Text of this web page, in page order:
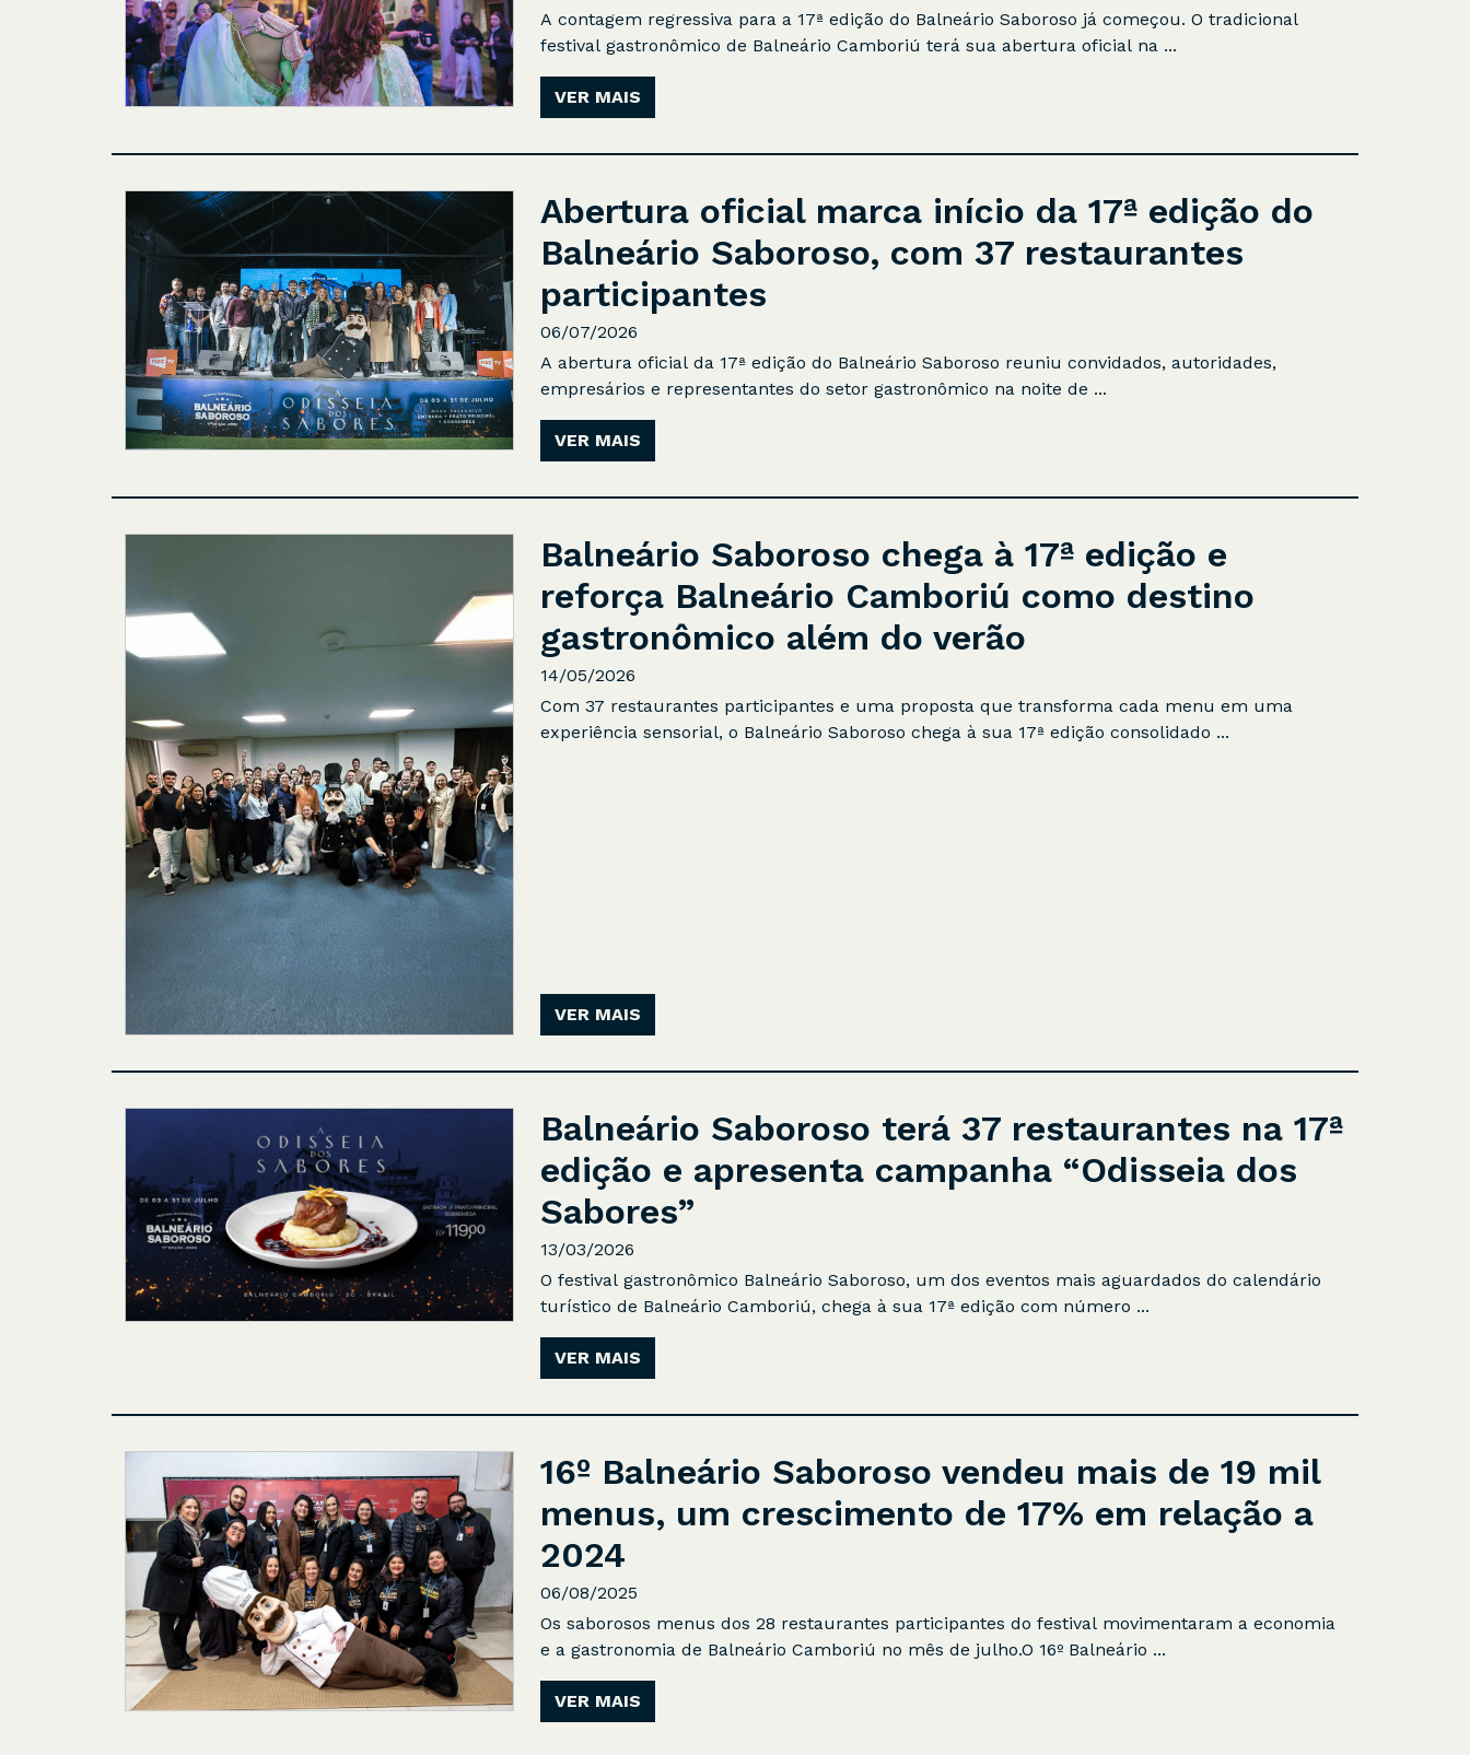
A contagem regressiva para a 17ª edição do Balneário Saboroso já começou. O tradicional
festival gastronômico de Balneário Camboriú terá sua abertura oficial na ...
VER MAIS
Abertura oficial marca início da 17ª edição do
Balneário Saboroso, com 37 restaurantes
participantes
06/07/2026
A abertura oficial da 17ª edição do Balneário Saboroso reuniu convidados, autoridades,
empresários e representantes do setor gastronômico na noite de ...
VER MAIS
Balneário Saboroso chega à 17ª edição e
reforça Balneário Camboriú como destino
gastronômico além do verão
14/05/2026
Com 37 restaurantes participantes e uma proposta que transforma cada menu em uma
experiência sensorial, o Balneário Saboroso chega à sua 17ª edição consolidado ...
VER MAIS
Balneário Saboroso terá 37 restaurantes na 17ª
edição e apresenta campanha “Odisseia dos
Sabores”
13/03/2026
O festival gastronômico Balneário Saboroso, um dos eventos mais aguardados do calendário
turístico de Balneário Camboriú, chega à sua 17ª edição com número ...
VER MAIS
16º Balneário Saboroso vendeu mais de 19 mil
menus, um crescimento de 17% em relação a
2024
06/08/2025
Os saborosos menus dos 28 restaurantes participantes do festival movimentaram a economia
e a gastronomia de Balneário Camboriú no mês de julho.O 16º Balneário ...
VER MAIS